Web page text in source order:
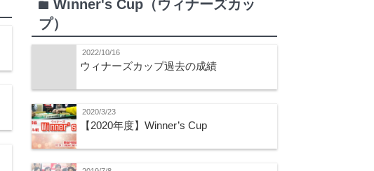
folder Winner's Cup（ウィナーズカッ
プ）
2022/10/16
ウィナーズカップ過去の成績
2020/3/23
【2020年度】Winner’s Cup